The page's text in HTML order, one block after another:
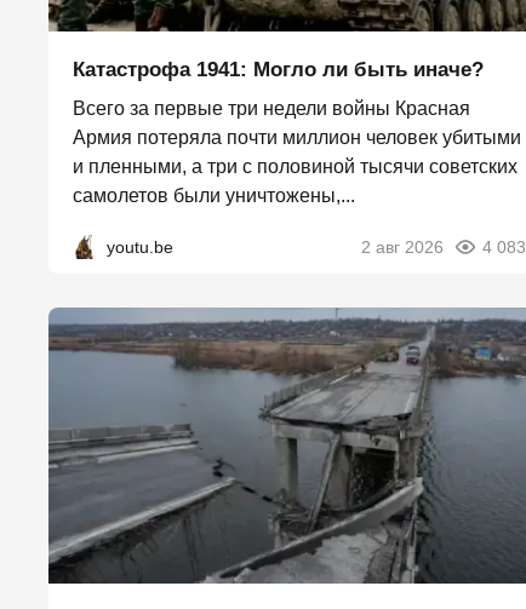
Катастрофа 1941: Могло ли быть иначе?
Всего за первые три недели войны Красная
Армия потеряла почти миллион человек убитыми
и пленными, а три с половиной тысячи советских
самолетов были уничтожены,...
youtu.be 2 авг 2026 4 083